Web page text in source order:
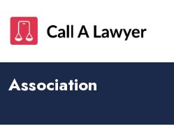
Association